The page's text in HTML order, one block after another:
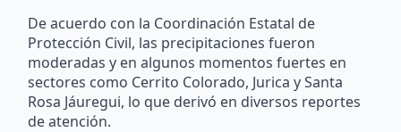
De acuerdo con la Coordinación Estatal de
Protección Civil, las precipitaciones fueron
moderadas y en algunos momentos fuertes en
sectores como Cerrito Colorado, Jurica y Santa
Rosa Jáuregui, lo que derivó en diversos reportes
de atención.